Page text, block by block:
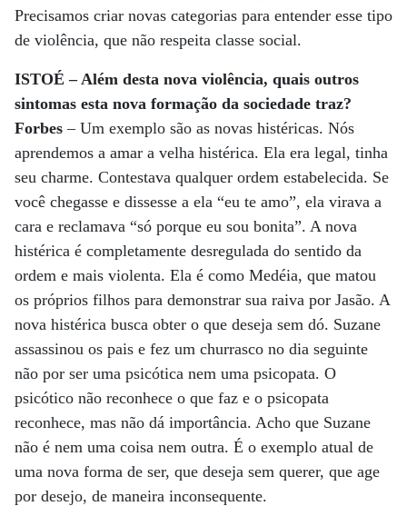
Precisamos criar novas categorias para entender esse tipo
de violência, que não respeita classe social.
ISTOÉ – Além desta nova violência, quais outros
sintomas esta nova formação da sociedade traz?
Forbes – Um exemplo são as novas histéricas. Nós
aprendemos a amar a velha histérica. Ela era legal, tinha
seu charme. Contestava qualquer ordem estabelecida. Se
você chegasse e dissesse a ela “eu te amo”, ela virava a
cara e reclamava “só porque eu sou bonita”. A nova
histérica é completamente desregulada do sentido da
ordem e mais violenta. Ela é como Medéia, que matou
os próprios filhos para demonstrar sua raiva por Jasão. A
nova histérica busca obter o que deseja sem dó. Suzane
assassinou os pais e fez um churrasco no dia seguinte
não por ser uma psicótica nem uma psicopata. O
psicótico não reconhece o que faz e o psicopata
reconhece, mas não dá importância. Acho que Suzane
não é nem uma coisa nem outra. É o exemplo atual de
uma nova forma de ser, que deseja sem querer, que age
por desejo, de maneira inconsequente.